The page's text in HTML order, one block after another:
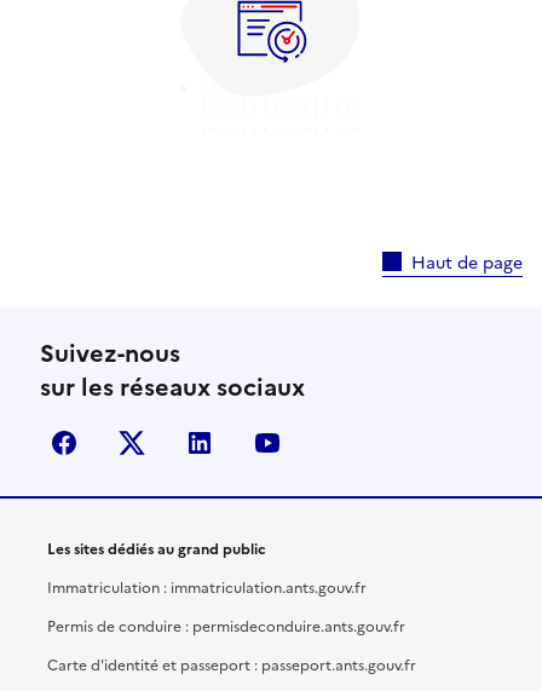
Haut de page
Suivez-nous
sur les réseaux sociaux
facebook X (anciennement Twitter)
linkedin
Les sites dédiés au grand public
Immatriculation : immatriculation.ants.gouv.fr
Permis de conduire : permisdeconduire.ants.gouv.fr
Carte d'identité et passeport : passeport.ants.gouv.fr